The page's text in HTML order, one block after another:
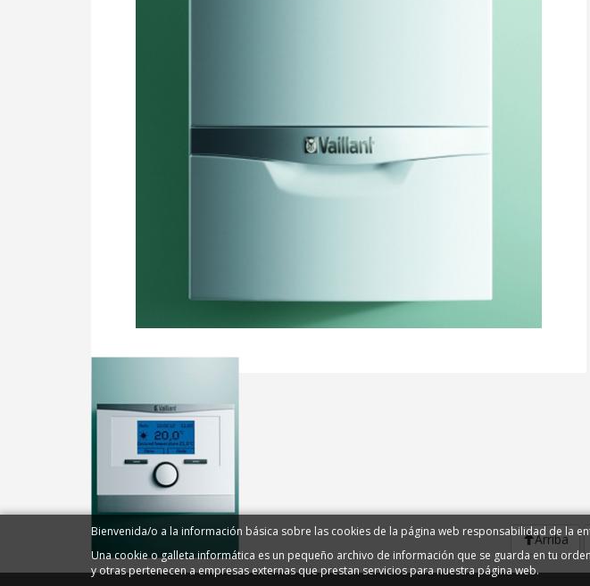
Arriba
Bienvenida/o a la información básica sobre las cookies de la página web responsabilidad de la
Una cookie o galleta informática es un pequeño archivo de información que se guarda en tu
y otras pertenecen a empresas externas que prestan servicios para nuestra página web.